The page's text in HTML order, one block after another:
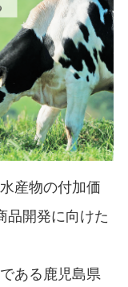
産物の付加価
品開発に向けた
ある鹿児島県